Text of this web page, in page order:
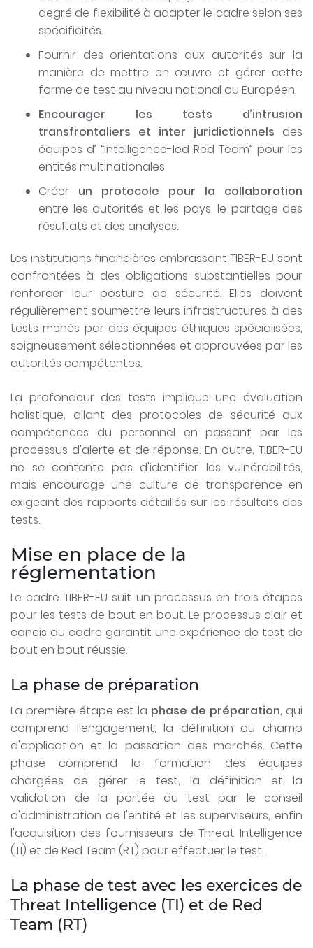
degré de flexibilité à adapter le cadre selon ses
spécificités.
Fournir des orientations aux autorités sur la
manière de mettre en œuvre et gérer cette
forme de test au niveau national ou Européen.
Encourager les tests d’intrusion
transfrontaliers et inter juridictionnels des
équipes d’ “Intelligence-led Red Team” pour les
entités multinationales.
Créer un protocole pour la collaboration
entre les autorités et les pays, le partage des
résultats et des analyses.
Les institutions financières embrassant TIBER-EU sont
confrontées à des obligations substantielles pour
renforcer leur posture de sécurité. Elles doivent
régulièrement soumettre leurs infrastructures à des
tests menés par des équipes éthiques spécialisées,
soigneusement sélectionnées et approuvées par les
autorités compétentes.
La profondeur des tests implique une évaluation
holistique, allant des protocoles de sécurité aux
compétences du personnel en passant par les
processus d'alerte et de réponse. En outre, TIBER-EU
ne se contente pas d'identifier les vulnérabilités,
mais encourage une culture de transparence en
exigeant des rapports détaillés sur les résultats des
tests.
Mise en place de la
réglementation
Le cadre TIBER-EU suit un processus en trois étapes
pour les tests de bout en bout. Le processus clair et
concis du cadre garantit une expérience de test de
bout en bout réussie.
La phase de préparation
La première étape est la phase de préparation, qui
comprend l'engagement, la définition du champ
d'application et la passation des marchés. Cette
phase comprend la formation des équipes
chargées de gérer le test, la définition et la
validation de la portée du test par le conseil
d'administration de l'entité et les superviseurs, enfin
l'acquisition des fournisseurs de Threat Intelligence
(TI) et de Red Team (RT) pour effectuer le test.
La phase de test avec les exercices de
Threat Intelligence (TI) et de Red
Team (RT)